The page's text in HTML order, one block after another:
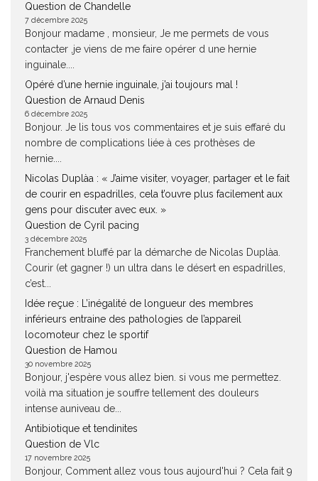
Question de Chandelle
7 décembre 2025
Bonjour madame , monsieur, Je me permets de vous
contacter ,je viens de me faire opérer d une hernie
inguinale....
Opéré d’une hernie inguinale, j’ai toujours mal !
Question de Arnaud Denis
6 décembre 2025
Bonjour. Je lis tous vos commentaires et je suis effaré du
nombre de complications liée à ces prothèses de
hernie....
Nicolas Duplàa : « J’aime visiter, voyager, partager et le fait
de courir en espadrilles, cela t’ouvre plus facilement aux
gens pour discuter avec eux. »
Question de Cyril pacing
3 décembre 2025
Franchement bluffé par la démarche de Nicolas Duplàa.
Courir (et gagner !) un ultra dans le désert en espadrilles,
c’est...
Idée reçue : L’inégalité de longueur des membres
inférieurs entraine des pathologies de l’appareil
locomoteur chez le sportif
Question de Hamou
30 novembre 2025
Bonjour, j'espère vous allez bien. si vous me permettez.
voilà ma situation je souffre tellement des douleurs
intense auniveau de...
Antibiotique et tendinites
Question de Vlc
17 novembre 2025
Bonjour, Comment allez vous tous aujourd'hui ? Cela fait 9